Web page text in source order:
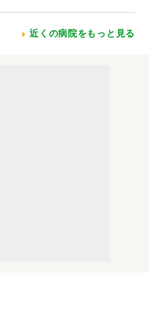
近くの病院をもっと見る